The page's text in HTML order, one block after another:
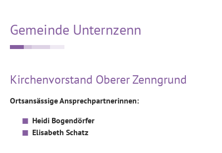
Gemeinde Unternzenn
Kirchenvorstand Oberer Zenngrund
Ortsansässige Ansprechpartnerinnen:
Heidi Bogendörfer
Elisabeth Schatz